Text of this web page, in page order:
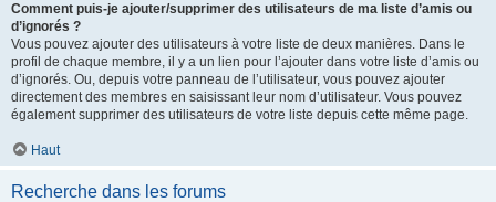
Comment puis-je ajouter/supprimer des utilisateurs de ma liste d’amis ou
d’ignorés ?
Vous pouvez ajouter des utilisateurs à votre liste de deux manières. Dans le
profil de chaque membre, il y a un lien pour l’ajouter dans votre liste d’amis ou
d’ignorés. Ou, depuis votre panneau de l’utilisateur, vous pouvez ajouter
directement des membres en saisissant leur nom d’utilisateur. Vous pouvez
également supprimer des utilisateurs de votre liste depuis cette même page.
Haut
Recherche dans les forums